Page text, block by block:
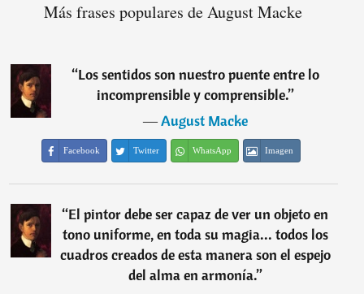
Más frases populares de August Macke
“Los sentidos son nuestro puente entre lo
incomprensible y comprensible.”
―August Macke
Facebook Twitter WhatsApp Imagen
“El pintor debe ser capaz de ver un objeto en
tono uniforme, en toda su magia... todos los
cuadros creados de esta manera son el espejo
del alma en armonía.”